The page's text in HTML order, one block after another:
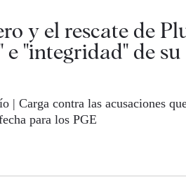
y el rescate de
"integridad" de su
| Carga contra las acusaciones
para los PGE